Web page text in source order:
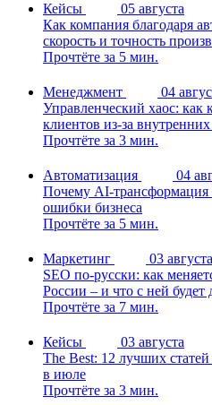
Кейсы
05 августа
Как компания благодаря
скорость и точность
Прочтёте за 5 мин.
Менеджмент
04
Управленческий хаос: как
клиентов из-за
Прочтёте за 3 мин.
Автоматизация
04
Почему AI-трансформация
ошибки бизнеса
Прочтёте за 5 мин.
Маркетинг
03 августа
SEO по-русски: как
России – и что с ней будет
Прочтёте за 7 мин.
Кейсы
03 августа
The Best: 12 лучших
в июле
Прочтёте за 3 мин.